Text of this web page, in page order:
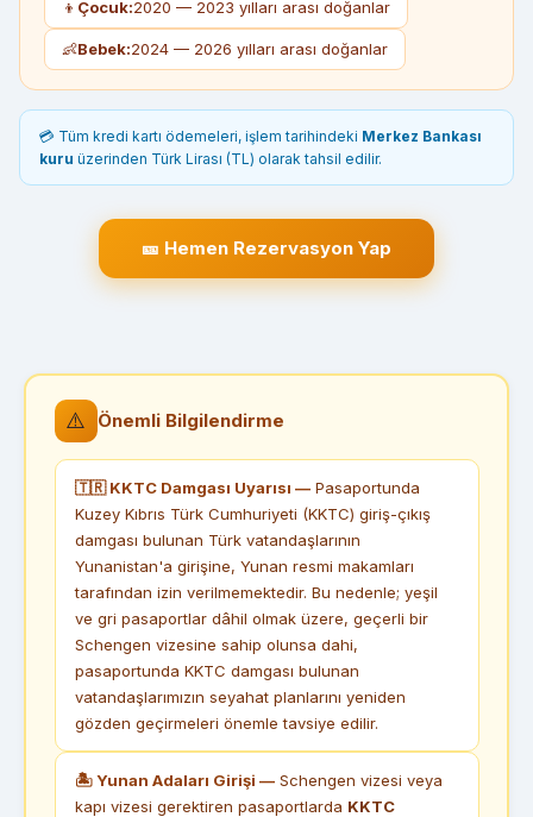
👦 Çocuk:2020 — 2023 yılları arası doğanlar
👶Bebek:2024 — 2026 yılları arası doğanlar
💳 Tüm kredi kartı ödemeleri, işlem tarihindeki Merkez Bankası
kuru üzerinden Türk Lirası (TL) olarak tahsil edilir.
🎫 Hemen Rezervasyon Yap
⚠️ Önemli Bilgilendirme
🇹🇷 KKTC Damgası Uyarısı —Pasaportunda
Kuzey Kıbrıs Türk Cumhuriyeti (KKTC) giriş-çıkış
damgası bulunan Türk vatandaşlarının
Yunanistan'a girişine, Yunan resmi makamları
tarafından izin verilmemektedir. Bu nedenle; yeşil
ve gri pasaportlar dâhil olmak üzere, geçerli bir
Schengen vizesine sahip olunsa dahi,
pasaportunda KKTC damgası bulunan
vatandaşlarımızın seyahat planlarını yeniden
gözden geçirmeleri önemle tavsiye edilir.
🏝 Yunan Adaları Girişi —Schengen vizesi veya
kapı vizesi gerektiren pasaportlarda KKTC